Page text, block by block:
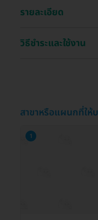
รายละเอียด
วิธีชำระและใช้งาน
สาขาหรือแผนกที่ให้
1